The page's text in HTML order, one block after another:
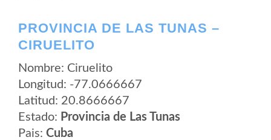
PROVINCIA DE LAS TUNAS –
CIRUELITO
Nombre: Ciruelito
Longitud: -77.0666667
Latitud: 20.8666667
Estado: Provincia de Las Tunas
Pais: Cuba